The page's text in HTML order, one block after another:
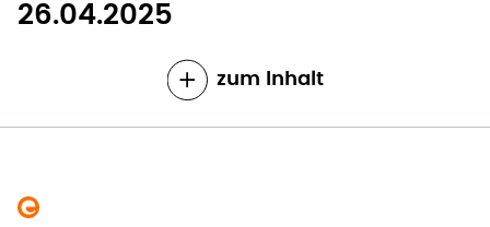
26.04.2025
zum Inhalt